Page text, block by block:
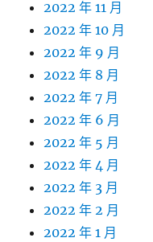
2022 年 11 月
2022 年 10 月
2022 年 9 月
2022 年 8 月
2022 年 7 月
2022 年 6 月
2022 年 5 月
2022 年 4 月
2022 年 3 月
2022 年 2 月
2022 年 1 月